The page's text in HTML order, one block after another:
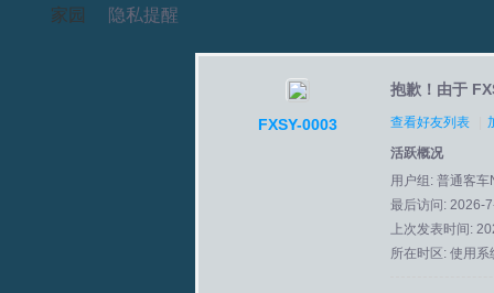
家园 隐私提醒
FXSY-0003
抱歉！由于
查看好友列表
活跃概况
用户组: 普通客车
最后访问: 2026-
上次发表时间:
所在时区: 使用系